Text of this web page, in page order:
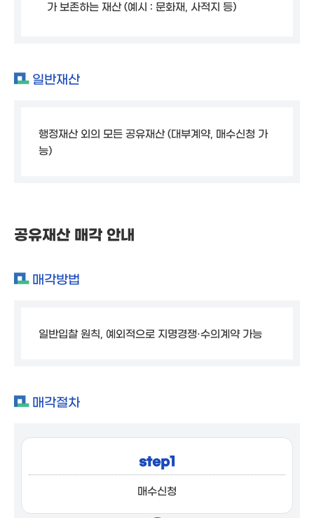
가 보존하는 재산 (예시 : 문화재, 사적지 등)
일반재산
행정재산 외의 모든 공유재산 (대부계약, 매수신청 가
능)
공유재산 매각 안내
매각방법
일반입찰 원칙, 예외적으로 지명경쟁·수의계약 가능
매각절차
step1
매수신청